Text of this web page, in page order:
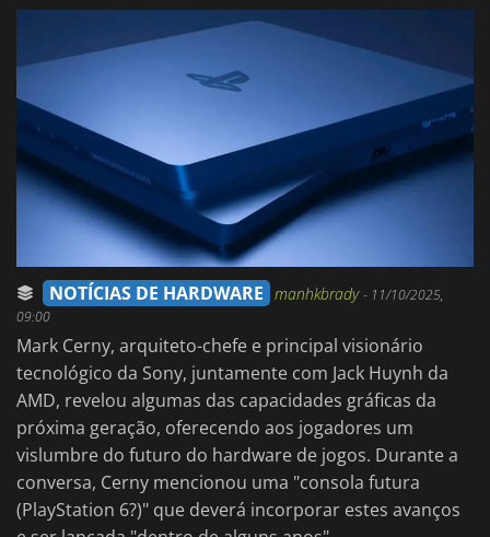
NOTÍCIAS DE HARDWARE manhkbrady- 11/10/2025,
09:00
Mark Cerny, arquiteto-chefe e principal visionário
tecnológico da Sony, juntamente com Jack Huynh da
AMD, revelou algumas das capacidades gráficas da
próxima geração, oferecendo aos jogadores um
vislumbre do futuro do hardware de jogos. Durante a
conversa, Cerny mencionou uma "consola futura
(PlayStation 6?)" que deverá incorporar estes avanços